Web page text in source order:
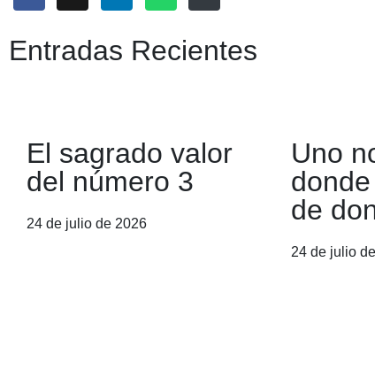
Entradas Recientes
El sagrado valor
del número 3
24 de julio de 2026
Uno
de
24 de julio